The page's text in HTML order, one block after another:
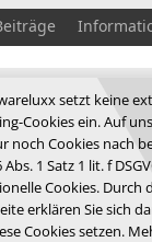
Zeit leer.
Deutsch
setzt keine
Cookies ein. Auf
noch Cookies nach
Abs. 1 Satz 1 lit. f
Cookies. Durch
erklären Sie sich
Cookies setzen.